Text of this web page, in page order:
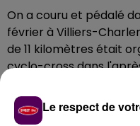
On a couru et pédalé
février à Villiers-
de 11 kilomètres était
cyclo-cross dans
Bariot qui s’est
Cornille côté femmes.
monté sur la plus
Le respect de